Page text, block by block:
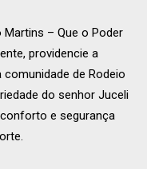
Martins – Que o Poder
providencie a
de Rodeio
do senhor Juceli
e segurança